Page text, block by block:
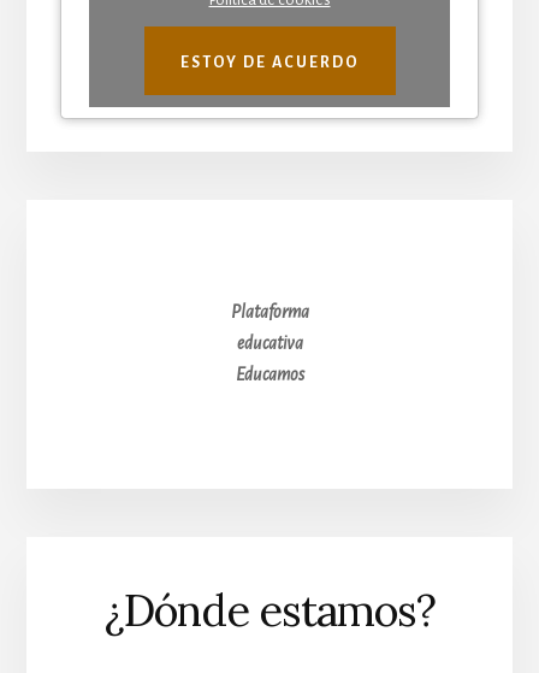
ESTOY DE ACUERDO
Plataforma
educativa
Educamos
¿Dónde estamos?